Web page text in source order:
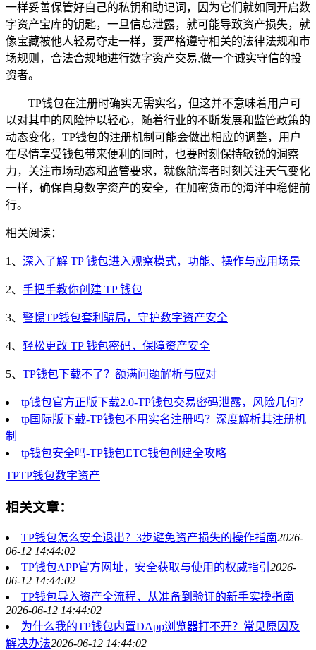
一样妥善保管好自己的私钥和助记词，因为它们就如同开启数
字资产宝库的钥匙，一旦信息泄露，就可能导致资产损失，就
像宝藏被他人轻易夺走一样，要严格遵守相关的法律法规和市
场规则，合法合规地进行数字资产交易,做一个诚实守信的投
资者。
TP钱包在注册时确实无需实名，但这并不意味着用户可
以对其中的风险掉以轻心，随着行业的不断发展和监管政策的
动态变化，TP钱包的注册机制可能会做出相应的调整，用户
在尽情享受钱包带来便利的同时，也要时刻保持敏锐的洞察
力，关注市场动态和监管要求，就像航海者时刻关注天气变化
一样，确保自身数字资产的安全，在加密货币的海洋中稳健前
行。
相关阅读：
1、 深入了解 TP 钱包进入观察模式，功能、操作与应用场景
2、 手把手教你创建 TP 钱包
3、 警惕TP钱包套利骗局，守护数字资产安全
4、 轻松更改 TP 钱包密码，保障资产安全
5、 TP钱包下载不了？额满问题解析与应对
tp钱包官方正版下载2.0-TP钱包交易密码泄露，风险几何？
tp国际版下载-TP钱包不用实名注册吗？深度解析其注册机
制
tp钱包安全吗-TP钱包ETC钱包创建全攻略
TPTP钱包数字资产
相关文章：
TP钱包怎么安全退出？3步避免资产损失的操作指南2026-
06-12 14:44:02
TP钱包APP官方网址，安全获取与使用的权威指引 2026-
06-12 14:44:02
TP钱包导入资产全流程，从准备到验证的新手实操指南
2026-06-12 14:44:02
为什么我的TP钱包内置DApp浏览器打不开？常见原因及
解决办法2026-06-12 14:44:02